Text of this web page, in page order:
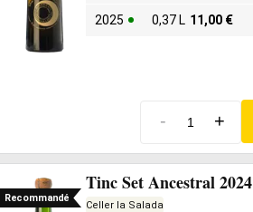
2025 0,37 L 11,00 €
- +
Recommandé
Tinc Set Ancestral 2024
Celler la Salada